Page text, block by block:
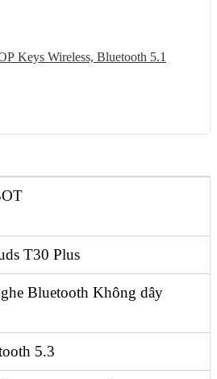
Keys Wireless, Bluetooth 5.1
T30 Plus
Bluetooth Không dây
5.3